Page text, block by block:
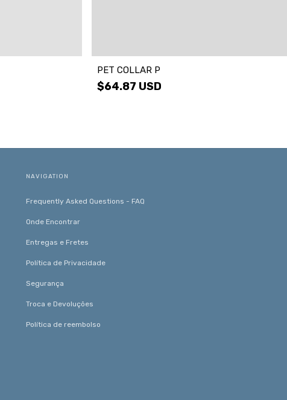
PET COLLAR P
$64.87 USD
NAVIGATION
Frequently Asked Questions - FAQ
Onde Encontrar
Entregas e Fretes
Política de Privacidade
Segurança
Troca e Devoluções
Política de reembolso